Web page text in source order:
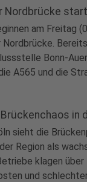
Nordbrücke
am Freitag
Nordbrücke.
Bonn-
A565 und die
in
sieht die
Region als
klagen über
und